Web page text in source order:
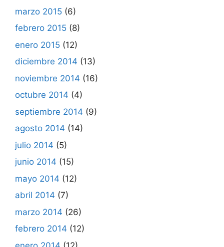
marzo 2015 (6)
febrero 2015 (8)
enero 2015 (12)
diciembre 2014 (13)
noviembre 2014 (16)
octubre 2014 (4)
septiembre 2014 (9)
agosto 2014 (14)
julio 2014 (5)
junio 2014 (15)
mayo 2014 (12)
abril 2014 (7)
marzo 2014 (26)
febrero 2014 (12)